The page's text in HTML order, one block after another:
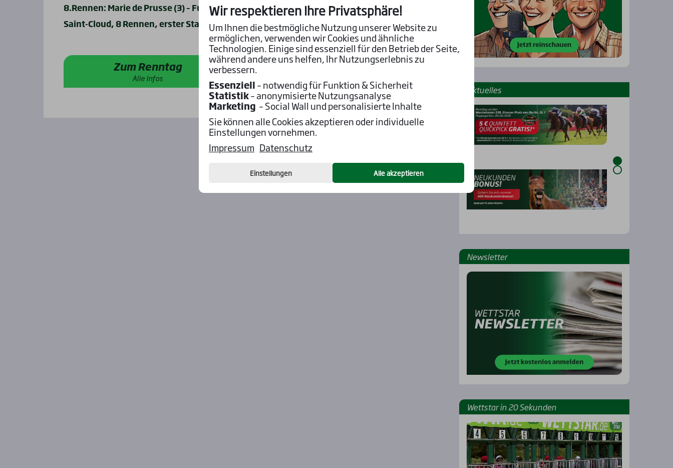
8.Rennen: Marie de Prusse (3) – Funtano (7) - Vianeta (4) – Joshua Moon (12)
Saint-Cloud, 8 Rennen, erster Start um 14:00 Uhr!
Zum Renntag
Alle Infos
Aktu­el­les
Rennbahnen
News­let­ter
Wett­star in 20 Sekun­den
Wir respektieren Ihre Privatsphäre!
Um Ihnen die bestmögliche Nutzung unserer Website zu
ermöglichen, verwenden wir Cookies und ähnliche
Technologien. Einige sind essenziell für den Betrieb der Seite,
während andere uns helfen, Ihr Nutzungserlebnis zu
verbessern.
Essenziell– notwendig für Funktion & Sicherheit
Statistik– anonymisierte Nutzungsanalyse
Marketing – Social Wall und personalisierte Inhalte
Sie können alle Cookies akzeptieren oder individuelle
Einstellungen vornehmen.
Impressum Datenschutz
Einstellungen Alle akzeptieren